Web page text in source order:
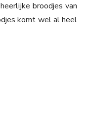
broodjes van
komt wel al heel